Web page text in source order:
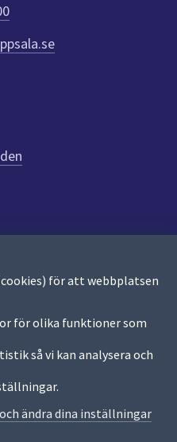
för att webbplatsen
för olika funktioner som
så vi kan analysera och
ändra dina inställningar